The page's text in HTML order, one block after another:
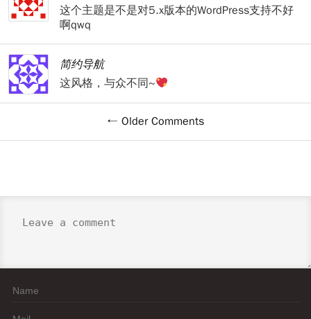
这个主题是不是对5.x版本的WordPress支持不好
啊qwq
简约导航
这风格，与众不同~
← Older Comments